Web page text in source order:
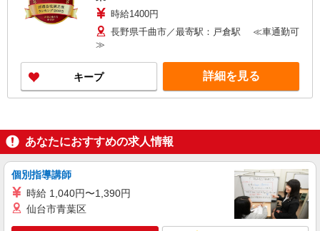
時給1400円
長野県千曲市／最寄駅：戸倉駅 ≪車通勤可
≫
キープ 詳細を見る
あなたにおすすめの求人情報
個別指導講師
時給 1,040円〜1,390円
仙台市青葉区